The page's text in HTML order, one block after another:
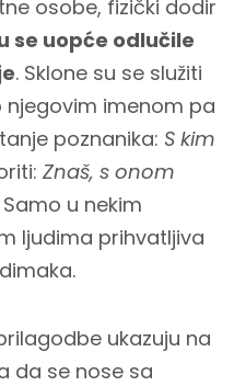
osobe, fizički dodir
se uopće odlučile
. Sklone su se služiti
imenom pa
poznanika: S kim
Znaš, s onom
Samo u nekim
ljudima prihvatljiva
ukazuju na
da se nose sa